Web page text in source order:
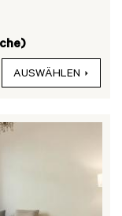
AUSWÄHLEN